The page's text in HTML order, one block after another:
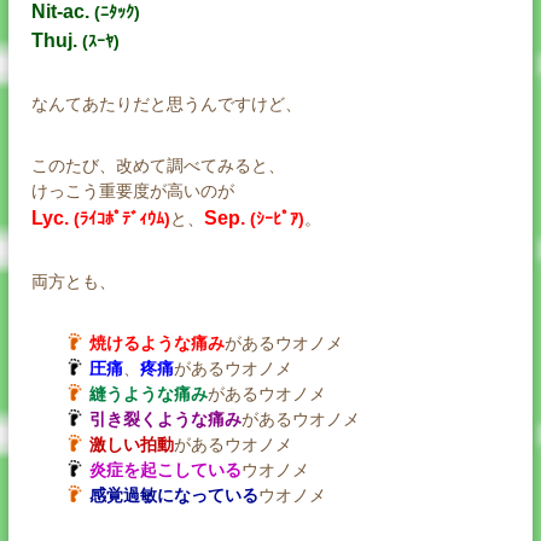
Nit-ac. (ﾆﾀｯｸ)
Thuj. (ｽｰﾔ)
なんてあたりだと思うんですけど、
このたび、改めて調べてみると、
けっこう重要度が高いのが
Lyc. (ﾗｲｺﾎﾟﾃﾞｨｳﾑ)と、Sep. (ｼｰﾋﾟｱ)。
両方とも、
焼けるような痛みがあるウオノメ
圧痛
疼痛があるウオノメ
縫うような痛みがあるウオノメ
引き裂くような痛みがあるウオノメ
激しい拍動があるウオノメ
炎症を起こしているウオノメ
感覚過敏になっているウオノメ